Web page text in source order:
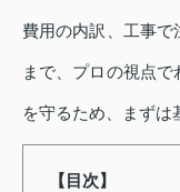
費用の内訳、工事
まで、プロの視点
を守るため、まずは
【目次】